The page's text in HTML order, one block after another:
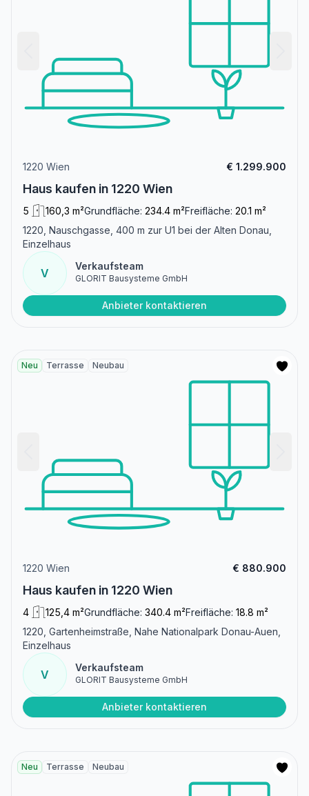
1220 Wien € 1.299.900
Haus kaufen in 1220 Wien
5 160,3 m²Grundfläche: 234.4 m²Freifläche: 20.1 m²
1220, Nauschgasse, 400 m zur U1 bei der Alten Donau,
Einzelhaus
V
Verkaufsteam
GLORIT Bausysteme GmbH
Anbieter kontaktieren
Neu Terrasse Neubau
1220 Wien € 880.900
Haus kaufen in 1220 Wien
4 125,4 m²Grundfläche: 340.4 m²Freifläche: 18.8 m²
1220, Gartenheimstraße, Nahe Nationalpark Donau-Auen,
Einzelhaus
V
Verkaufsteam
GLORIT Bausysteme GmbH
Anbieter kontaktieren
Neu Terrasse Neubau